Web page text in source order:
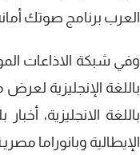
العرب برنامج صوتك
وفي شبكة الاذاعات
باللغة الإنجليزية
باللغة الانجليزية،
الإيطالية وبانوراما